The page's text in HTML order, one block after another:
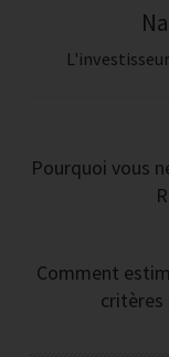
4 jours
pour
pour
Les
Pourquoi vous
Comment
critères